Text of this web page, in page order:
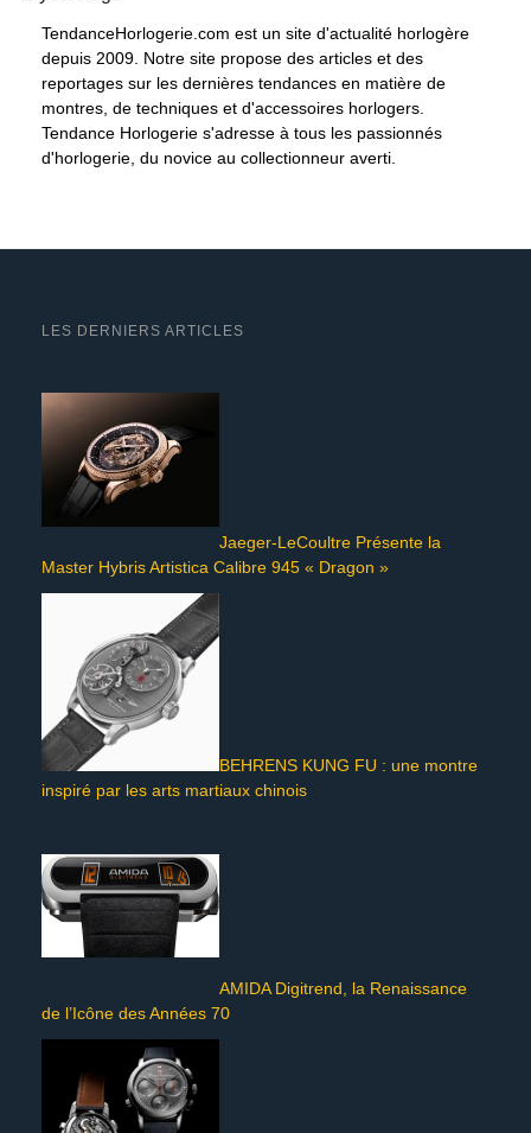
TendanceHorlogerie.com est un site d'actualité horlogère
depuis 2009. Notre site propose des articles et des
reportages sur les dernières tendances en matière de
montres, de techniques et d'accessoires horlogers.
Tendance Horlogerie s'adresse à tous les passionnés
d'horlogerie, du novice au collectionneur averti.
LES DERNIERS ARTICLES
Jaeger-LeCoultre Présente la
Master Hybris Artistica Calibre 945 « Dragon »
BEHRENS KUNG FU : une montre
inspiré par les arts martiaux chinois
AMIDA Digitrend, la Renaissance
de l’Icône des Années 70